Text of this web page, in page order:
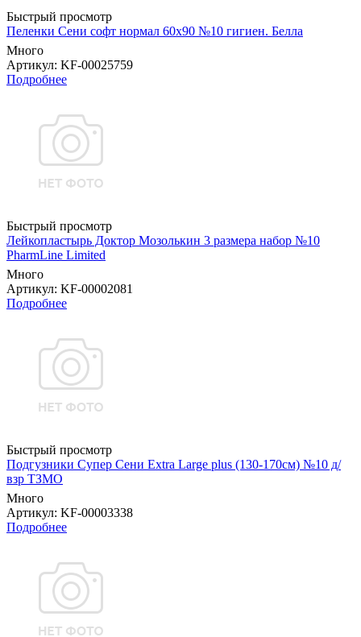
Быстрый просмотр
Пеленки Сени софт нормал 60х90 №10 гигиен. Белла
Много
Артикул: KF-00025759
Подробнее
Быстрый просмотр
Лейкопластырь Доктор Мозолькин 3 размера набор №10
PharmLine Limited
Много
Артикул: KF-00002081
Подробнее
Быстрый просмотр
Подгузники Супер Сени Extra Large plus (130-170см) №10 д/
взр ТЗМО
Много
Артикул: KF-00003338
Подробнее